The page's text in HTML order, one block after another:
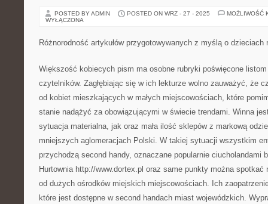
POSTED BY ADMIN POSTED ON WRZ - 27 - 2025
MOŻLIWOŚĆ
WYŁĄCZONA
Różnorodność artykułów przygotowywanych z myślą o dzieciach
Większość kobiecych pism ma osobne rubryki poświęcone
czytelników. Zagłębiając się w ich lekturze wolno zauważyć, że
od kobiet mieszkających w małych miejscowościach, które
stanie nadążyć za obowiązującymi w świecie trendami. Winna
sytuacja materialna, jak oraz mała ilość sklepów z markową
mniejszych aglomeracjach Polski. W takiej sytuacji wszystkim
przychodzą second handy, oznaczane popularnie ciucholandami
Hurtownia http://www.dortex.pl oraz same punkty można spotkać
od dużych ośrodków miejskich miejscowościach. Ich
które jest dostępne w second handach miast wojewódzkich.